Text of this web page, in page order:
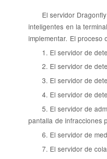
El servidor
inteligentes en la
implementar. El proceso
1. El servidor de
2. El servidor de
3. El servidor de
4. El servidor de
5. El servidor de
pantalla de infracciones
6. El servidor de
7. El servidor de